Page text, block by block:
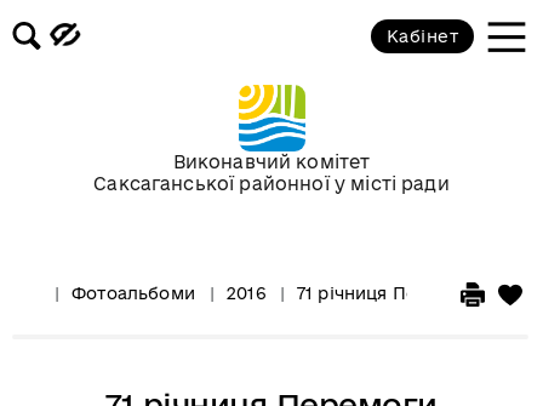
Виконавчий комітет
Саксаганської районної у місті ради
Кабінет
Фотоальбоми 2016 71 річниця Перемоги